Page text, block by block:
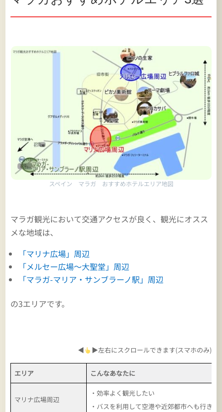
スペイン マラガ おすすめホテルエリア地図
マラガ観光において交通アクセスが良く、観光にオスス
メな地域は、
「マリナ広場」周辺
「メルセー広場～大聖堂」周辺
「マラガ-マリア・サンブラーノ駅」周辺
の3エリアです。
◀ ▶左右にスクロールできます(スマホのみ)
エリア こんなあなたに
マリナ広場周辺
・効率よく観光したい
・バスを利用して空港や近郊都市へも行きた